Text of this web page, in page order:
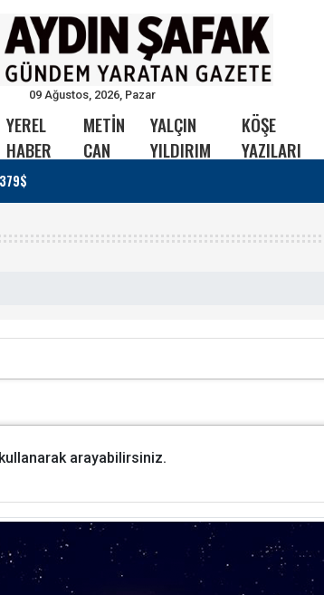
09 Ağustos, 2026, Pazar
YEREL
HABER
METİN
CAN
YALÇIN
YILDIRIM
KÖŞE
YAZILARI
arayabilirsiniz.